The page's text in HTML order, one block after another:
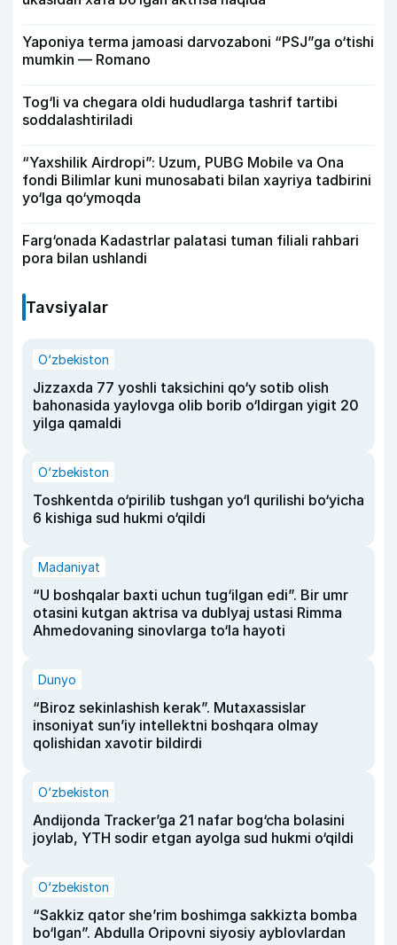
Yaponiya terma jamoasi darvozaboni “PSJ”ga o‘tishi
mumkin — Romano
Tog‘li va chegara oldi hududlarga tashrif tartibi
soddalashtiriladi
“Yaxshilik Airdropi”: Uzum, PUBG Mobile va Ona
fondi Bilimlar kuni munosabati bilan xayriya tadbirini
yo‘lga qo‘ymoqda
Farg‘onada Kadastrlar palatasi tuman filiali rahbari
pora bilan ushlandi
Tavsiyalar
O‘zbekiston
Jizzaxda 77 yoshli taksichini qo‘y sotib olish
bahonasida yaylovga olib borib o‘ldirgan yigit 20
yilga qamaldi
O‘zbekiston
Toshkentda o‘pirilib tushgan yo‘l qurilishi bo‘yicha
6 kishiga sud hukmi o‘qildi
Madaniyat
“U boshqalar baxti uchun tug‘ilgan edi”. Bir umr
otasini kutgan aktrisa va dublyaj ustasi Rimma
Ahmedovaning sinovlarga to‘la hayoti
Dunyo
“Biroz sekinlashish kerak”. Mutaxassislar
insoniyat sun’iy intellektni boshqara olmay
qolishidan xavotir bildirdi
O‘zbekiston
Andijonda Tracker’ga 21 nafar bog‘cha bolasini
joylab, YTH sodir etgan ayolga sud hukmi o‘qildi
O‘zbekiston
“Sakkiz qator she’rim boshimga sakkizta bomba
bo‘lgan”. Abdulla Oripovni siyosiy ayblovlardan